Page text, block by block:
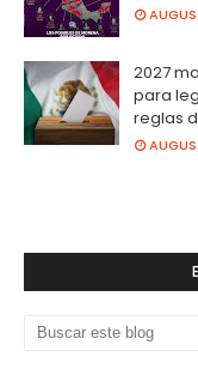
2027
para
reglas